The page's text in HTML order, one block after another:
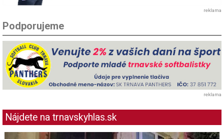
reklama
Podporujeme
reklama
Nájdete na trnavskyhlas.sk